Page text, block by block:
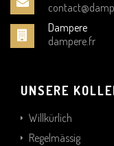
Dampere
dampere.fr
UNSERE
Willkürlich
Regelmässig